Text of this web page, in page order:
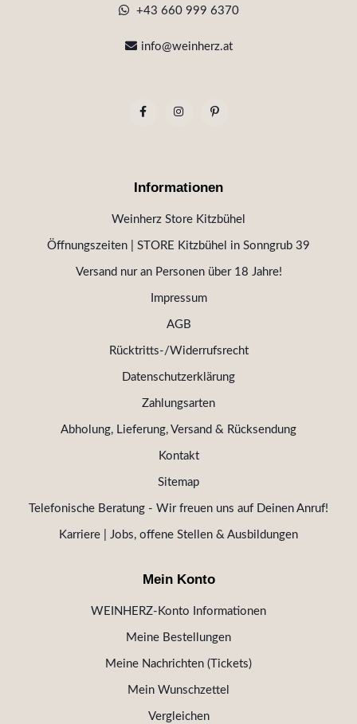
+43 660 999 6370
info@weinherz.at
Informationen
Weinherz Store Kitzbühel
Öffnungszeiten | STORE Kitzbühel in Sonngrub 39
Versand nur an Personen über 18 Jahre!
Impressum
AGB
Rücktritts-/Widerrufsrecht
Datenschutzerklärung
Zahlungsarten
Abholung, Lieferung, Versand & Rücksendung
Kontakt
Sitemap
Telefonische Beratung - Wir freuen uns auf Deinen Anruf!
Karriere | Jobs, offene Stellen & Ausbildungen
Mein Konto
WEINHERZ-Konto Informationen
Meine Bestellungen
Meine Nachrichten (Tickets)
Mein Wunschzettel
Vergleichen